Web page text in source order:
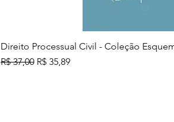
Direito Processual Civil - Coleção
Preço normal
R$ 37,00 Preço promocional
R$ 35,89